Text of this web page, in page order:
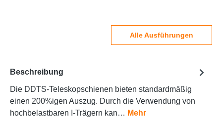
Alle Ausführungen
Beschreibung
Die DDTS-Teleskopschienen bieten standardmäßig
einen 200%igen Auszug. Durch die Verwendung von
hochbelastbaren I-Trägern kan… Mehr